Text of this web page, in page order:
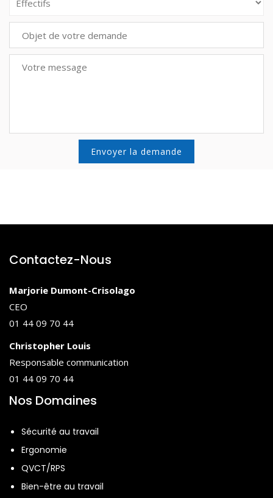
Contactez-Nous
Marjorie Dumont-Crisolago
CEO
01 44 09 70 44
Christopher Louis
Responsable communication
01 44 09 70 44
Nos Domaines
Sécurité au travail
Ergonomie
QVCT/RPS
Bien-être au travail